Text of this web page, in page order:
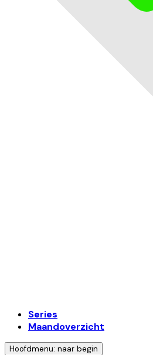
Series
Maandoverzicht
Hoofdmenu: naar begin